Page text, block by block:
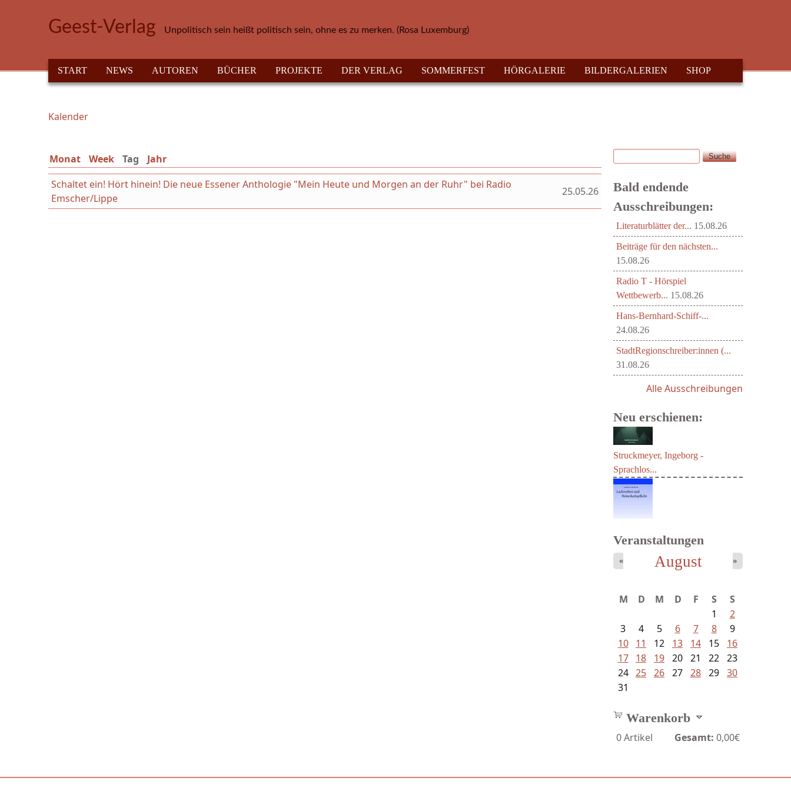
Geest-Verlag Unpolitisch sein heißt politisch sein, ohne es zu merken. (Rosa Luxemburg)
HAUPTMENÜ
START NEWS AUTOREN BÜCHER PROJEKTE DER VERLAG SOMMERFEST HÖRGALERIE BILDERGALERIEN SHOP
Sie sind hier
Kalender
Monat Week Tag (aktiver Reiter)
Jahr
Schaltet ein! Hört hinein! Die neue Essener Anthologie "Mein Heute und Morgen an der Ruhr" bei Radio
Emscher/Lippe
25.05.26
Suchformular
Suche
Bald endende
Ausschreibungen:
Literaturblätter der... 15.08.26
Beiträge für den nächsten...
15.08.26
Radio T - Hörspiel
Wettbewerb... 15.08.26
Hans-Bernhard-Schiff-...
24.08.26
StadtRegionschreiber:innen (...
31.08.26
Alle Ausschreibungen
Neu erschienen:
Lachverbot...
Struckmeyer, Ingeborg -
Veranstaltungen
August
« »
M D M D F S
S
1
2
3
4 5 6 7 8
9
10
11 12 13 14 15
16
17
18 19 20 21 22 23
24 25 26 27 28 29 30
31
Warenkorb
0Artikel Gesamt: 0,00€